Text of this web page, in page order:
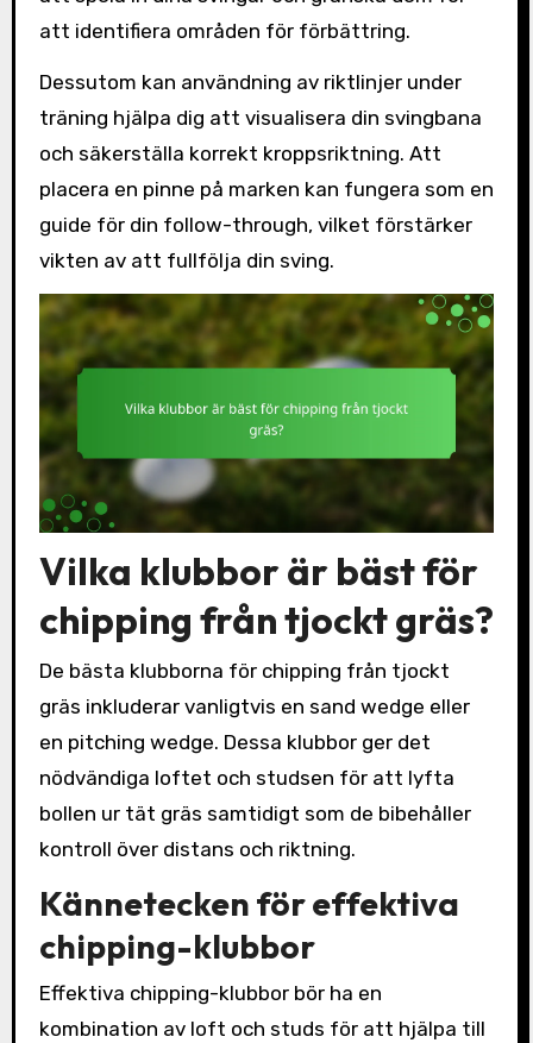
att identifiera områden för förbättring.
Dessutom kan användning av riktlinjer under
träning hjälpa dig att visualisera din svingbana
och säkerställa korrekt kroppsriktning. Att
placera en pinne på marken kan fungera som en
guide för din follow-through, vilket förstärker
vikten av att fullfölja din sving.
Vilka klubbor är bäst för
chipping från tjockt gräs?
De bästa klubborna för chipping från tjockt
gräs inkluderar vanligtvis en sand wedge eller
en pitching wedge. Dessa klubbor ger det
nödvändiga loftet och studsen för att lyfta
bollen ur tät gräs samtidigt som de bibehåller
kontroll över distans och riktning.
Kännetecken för effektiva
chipping-klubbor
Effektiva chipping-klubbor bör ha en
kombination av loft och studs för att hjälpa till